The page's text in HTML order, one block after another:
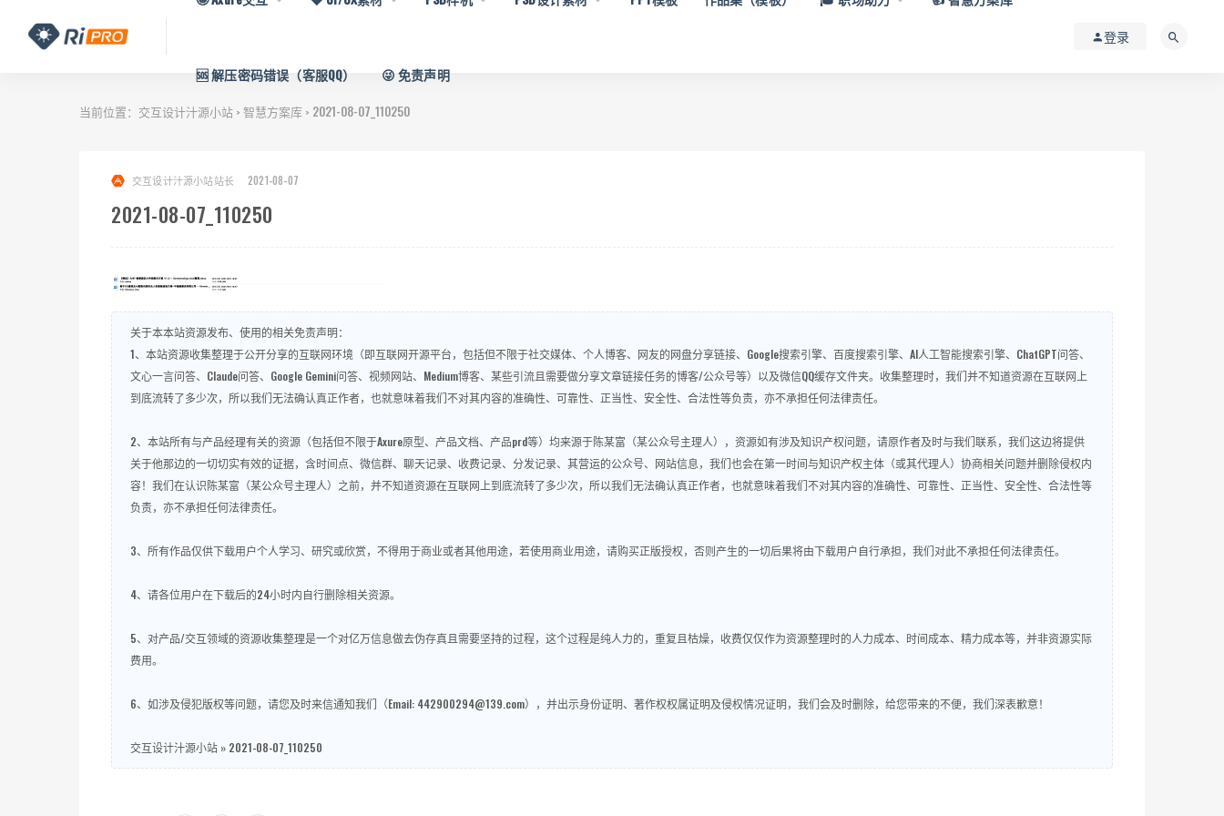
🆘 解压密码错误（客服QQ） 😜 免责声明
登录
当前位置： 交互设计汁源小站 > 智慧方案库 > 2021-08-07_110250
交互设计汁源小站站长 2021-08-07
2021-08-07_110250
关于本本站资源发布、使用的相关免责声明：
1、本站资源收集整理于公开分享的互联网环境（即互联网开源平台，包括但不限于社交媒体、个人博客、网友的网盘分享链接、Google搜索引擎、百度搜索引擎、AI人工智能搜索引擎、ChatGPT问答、
文心一言问答、Claude问答、Google Gemini问答、视频网站、Medium博客、某些引流且需要做分享文章链接任务的博客/公众号等）以及微信QQ缓存文件夹。收集整理时，我们并不知道资源在互联网上
到底流转了多少次，所以我们无法确认真正作者，也就意味着我们不对其内容的准确性、可靠性、正当性、安全性、合法性等负责，亦不承担任何法律责任。
2、本站所有与产品经理有关的资源（包括但不限于Axure原型、产品文档、产品prd等）均来源于陈某富（某公众号主理人），资源如有涉及知识产权问题，请原作者及时与我们联系，我们这边将提供
关于他那边的一切切实有效的证据，含时间点、微信群、聊天记录、收费记录、分发记录、其营运的公众号、网站信息，我们也会在第一时间与知识产权主体（或其代理人）协商相关问题并删除侵权内
容！我们在认识陈某富（某公众号主理人）之前，并不知道资源在互联网上到底流转了多少次，所以我们无法确认真正作者，也就意味着我们不对其内容的准确性、可靠性、正当性、安全性、合法性等
负责，亦不承担任何法律责任。
3、所有作品仅供下载用户个人学习、研究或欣赏，不得用于商业或者其他用途，若使用商业用途，请购买正版授权，否则产生的一切后果将由下载用户自行承担，我们对此不承担任何法律责任。
4、请各位用户在下载后的24小时内自行删除相关资源。
5、对产品/交互领域的资源收集整理是一个对亿万信息做去伪存真且需要坚持的过程，这个过程是纯人力的，重复且枯燥，收费仅仅作为资源整理时的人力成本、时间成本、精力成本等，并非资源实际
费用。
6、如涉及侵犯版权等问题，请您及时来信通知我们（Email: 442900294@139.com），并出示身份证明、著作权权属证明及侵权情况证明，我们会及时删除，给您带来的不便，我们深表歉意！
交互设计汁源小站 » 2021-08-07_110250